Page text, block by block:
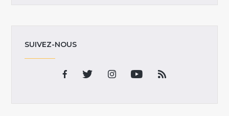
SUIVEZ-NOUS